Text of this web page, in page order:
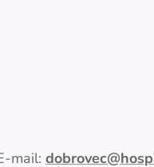
mail: dobrovec